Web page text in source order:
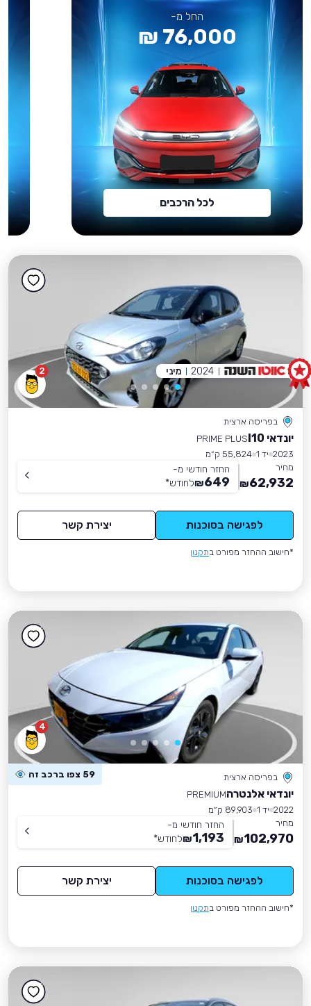
החל מ-
76,000 ₪
לכל הרכבים
2
בפריסה ארצית
יונדאי I10
PRIME PLUS
2023 יד 1
55,824 ק״מ
מחיר
62,932
₪
החזר חודשי מ-
649
₪לחודש*
לפגישה בסוכנות יצירת קשר
*חישוב ההחזר מפורט בתקנון
2024 מיני
4
בפריסה ארצית 59 צפו ברכב זה
יונדאי אלנטרהPREMIUM
2022 יד 1
89,903 ק״מ
מחיר
102,970
₪
החזר חודשי מ-
1,193
₪לחודש*
לפגישה בסוכנות יצירת קשר
*חישוב ההחזר מפורט בתקנון